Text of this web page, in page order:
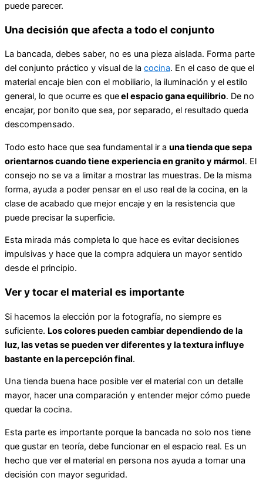
puede parecer.
Una decisión que afecta a todo el conjunto
La bancada, debes saber, no es una pieza aislada. Forma parte
del conjunto práctico y visual de la cocina. En el caso de que el
material encaje bien con el mobiliario, la iluminación y el estilo
general, lo que ocurre es queel espacio gana equilibrio. De no
encajar, por bonito que sea, por separado, el resultado queda
descompensado.
Todo esto hace que sea fundamental ir a una tienda que sepa
orientarnos cuando tiene experiencia en granito y mármol. El
consejo no se va a limitar a mostrar las muestras. De la misma
forma, ayuda a poder pensar en el uso real de la cocina, en la
clase de acabado que mejor encaje y en la resistencia que
puede precisar la superficie.
Esta mirada más completa lo que hace es evitar decisiones
impulsivas y hace que la compra adquiera un mayor sentido
desde el principio.
Ver y tocar el material es importante
Si hacemos la elección por la fotografía, no siempre es
suficiente. Los colores pueden cambiar dependiendo de la
luz, las vetas se pueden ver diferentes y la textura influye
bastante en la percepción final.
Una tienda buena hace posible ver el material con un detalle
mayor, hacer una comparación y entender mejor cómo puede
quedar la cocina.
Esta parte es importante porque la bancada no solo nos tiene
que gustar en teoría, debe funcionar en el espacio real. Es un
hecho que ver el material en persona nos ayuda a tomar una
decisión con mayor seguridad.